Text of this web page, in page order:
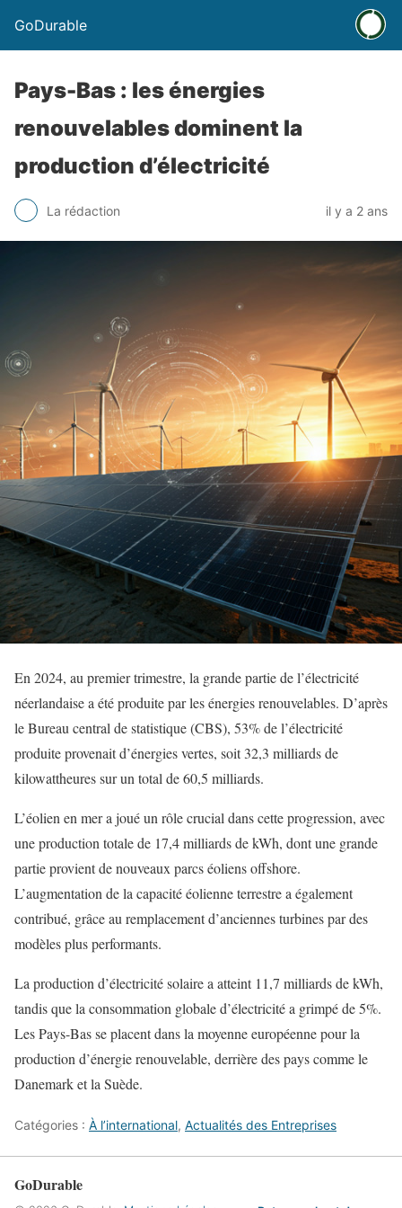
GoDurable
Pays-Bas : les énergies
renouvelables dominent la
production d’électricité
La rédaction il y a 2 ans
En 2024, au premier trimestre, la grande partie de l’électricité
néerlandaise a été produite par les énergies renouvelables. D’après
le Bureau central de statistique (CBS), 53% de l’électricité
produite provenait d’énergies vertes, soit 32,3 milliards de
kilowattheures sur un total de 60,5 milliards.
L’éolien en mer a joué un rôle crucial dans cette progression, avec
une production totale de 17,4 milliards de kWh, dont une grande
partie provient de nouveaux parcs éoliens offshore.
L’augmentation de la capacité éolienne terrestre a également
contribué, grâce au remplacement d’anciennes turbines par des
modèles plus performants.
La production d’électricité solaire a atteint 11,7 milliards de kWh,
tandis que la consommation globale d’électricité a grimpé de 5%.
Les Pays-Bas se placent dans la moyenne européenne pour la
production d’énergie renouvelable, derrière des pays comme le
Danemark et la Suède.
Catégories : À l’international, Actualités des Entreprises
GoDurable